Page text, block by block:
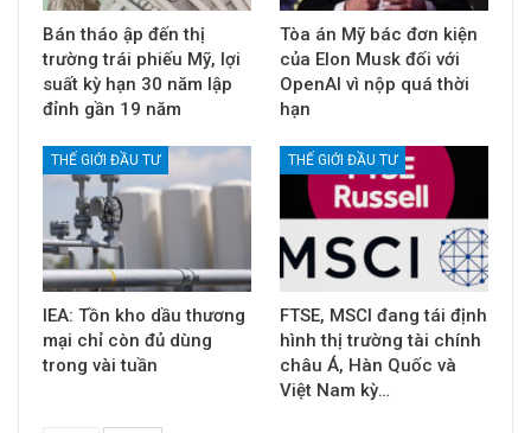
Bán tháo ập đến thị
trường trái phiếu Mỹ, lợi
suất kỳ hạn 30 năm lập
đỉnh gần 19 năm
Tòa án Mỹ bác đơn kiện
của Elon Musk đối với
OpenAI vì nộp quá thời
hạn
THẾ GIỚI ĐẦU TƯ
IEA: Tồn kho dầu thương
mại chỉ còn đủ dùng
trong vài tuần
THẾ GIỚI ĐẦU TƯ
FTSE, MSCI đang tái định
hình thị trường tài chính
châu Á, Hàn Quốc và
Việt Nam kỳ…